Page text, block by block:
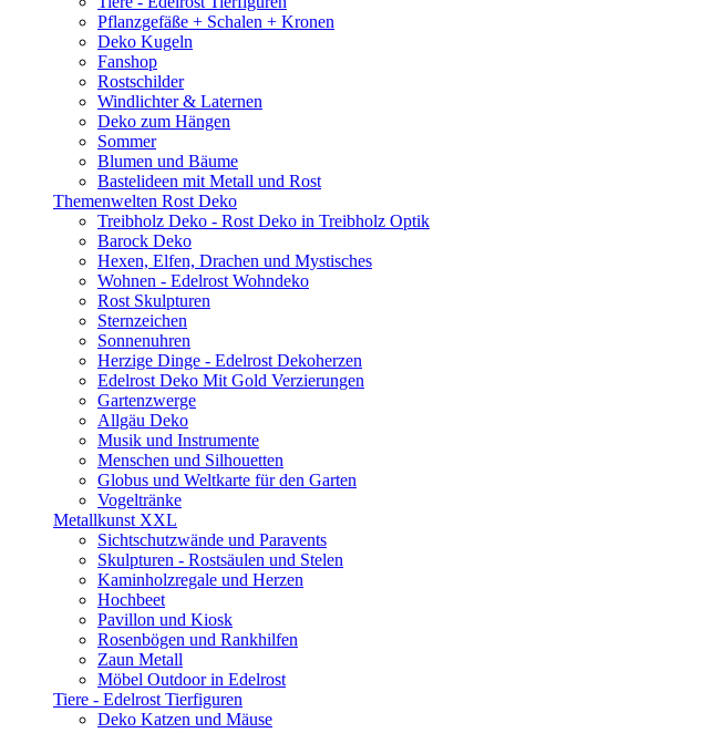
Pflanzgefäße + Schalen + Kronen
Deko Kugeln
Fanshop
Rostschilder
Windlichter & Laternen
Deko zum Hängen
Sommer
Blumen und Bäume
Bastelideen mit Metall und Rost
Themenwelten Rost Deko
Treibholz Deko - Rost Deko in Treibholz Optik
Barock Deko
Hexen, Elfen, Drachen und Mystisches
Wohnen - Edelrost Wohndeko
Rost Skulpturen
Sternzeichen
Sonnenuhren
Herzige Dinge - Edelrost Dekoherzen
Edelrost Deko Mit Gold Verzierungen
Gartenzwerge
Allgäu Deko
Musik und Instrumente
Menschen und Silhouetten
Globus und Weltkarte für den Garten
Vogeltränke
Metallkunst XXL
Sichtschutzwände und Paravents
Skulpturen - Rostsäulen und Stelen
Kaminholzregale und Herzen
Hochbeet
Pavillon und Kiosk
Rosenbögen und Rankhilfen
Zaun Metall
Möbel Outdoor in Edelrost
Tiere - Edelrost Tierfiguren
Deko Katzen und Mäuse